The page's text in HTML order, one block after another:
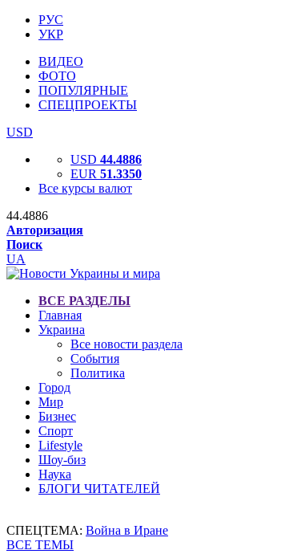
РУС
УКР
ВИДЕО
ФОТО
ПОПУЛЯРНЫЕ
СПЕЦПРОЕКТЫ
USD
USD 44.4886
EUR 51.3350
Все курсы валют
44.4886
Авторизация
Поиск
UA
ВСЕ РАЗДЕЛЫ
Главная
Украина
Все новости раздела
События
Политика
Город
Мир
Бизнес
Спорт
Lifestyle
Шоу-биз
Наука
БЛОГИ ЧИТАТЕЛЕЙ
СПЕЦТЕМА: Война в Иране
ВСЕ ТЕМЫ